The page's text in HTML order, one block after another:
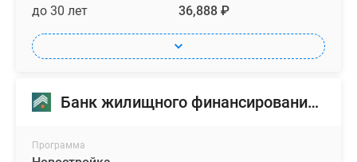
до 30 лет 36,888 ₽
Банк жилищного финансирования (БЖФ)
Программа